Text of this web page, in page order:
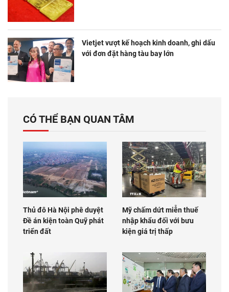
Vietjet vượt kế hoạch kinh doanh, ghi dấu
với đơn đặt hàng tàu bay lớn
CÓ THỂ BẠN QUAN TÂM
Thủ đô Hà Nội phê duyệt
Đề án kiện toàn Quỹ phát
triển đất
Mỹ chấm dứt miễn thuế
nhập khẩu đối với bưu
kiện giá trị thấp